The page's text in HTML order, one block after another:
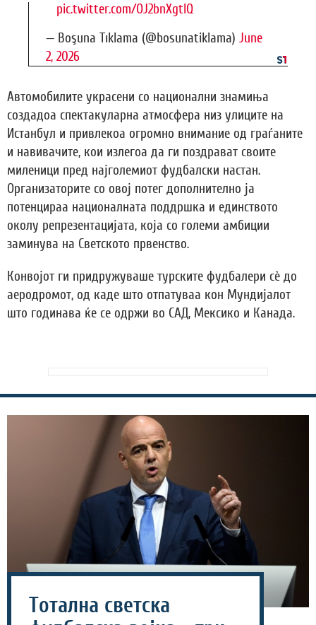
pic.twitter.com/OJ2bnXgtIQ
— Boşuna Tıklama (@bosunatiklama) June
2, 2026
Автомобилите украсени со национални знамиња
создадоа спектакуларна атмосфера низ улиците на
Истанбул и привлекоа огромно внимание од граѓаните
и навивачите, кои излегоа да ги поздрават своите
миленици пред најголемиот фудбалски настан.
Организаторите со овој потег дополнително ја
потенцираа националната поддршка и единството
околу репрезентацијата, која со големи амбиции
заминува на Светското првенство.
Конвојот ги придружуваше турските фудбалери сè до
аеродромот, од каде што отпатуваа кон Мундијалот
што годинава ќе се одржи во САД, Мексико и Канада.
Тотална светска